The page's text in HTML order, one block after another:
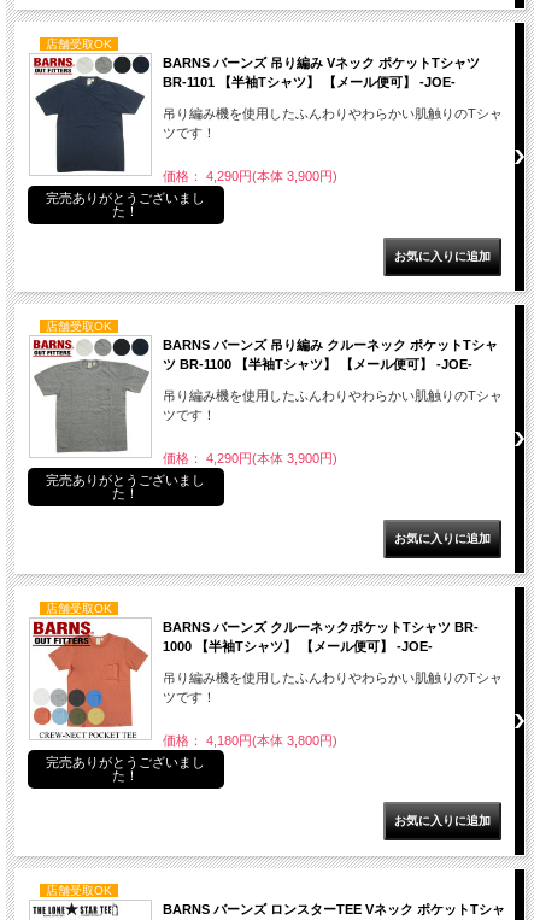
店舗受取OK
BARNS バーンズ 吊り編み Vネック ポケットTシャツ
BR-1101 【半袖Tシャツ】 【メール便可】 -JOE-
吊り編み機を使用したふんわりやわらかい肌触りのTシャ
ツです！
価格： 4,290円(本体 3,900円)
完売ありがとうございまし
た！
店舗受取OK
BARNS バーンズ 吊り編み クルーネック ポケットTシャ
ツ BR-1100 【半袖Tシャツ】 【メール便可】 -JOE-
吊り編み機を使用したふんわりやわらかい肌触りのTシャ
ツです！
価格： 4,290円(本体 3,900円)
完売ありがとうございまし
た！
店舗受取OK
BARNS バーンズ クルーネックポケットTシャツ BR-
1000 【半袖Tシャツ】 【メール便可】 -JOE-
吊り編み機を使用したふんわりやわらかい肌触りのTシャ
ツです！
価格： 4,180円(本体 3,800円)
完売ありがとうございまし
た！
店舗受取OK
BARNS バーンズ ロンスターTEE Vネック ポケットTシャ